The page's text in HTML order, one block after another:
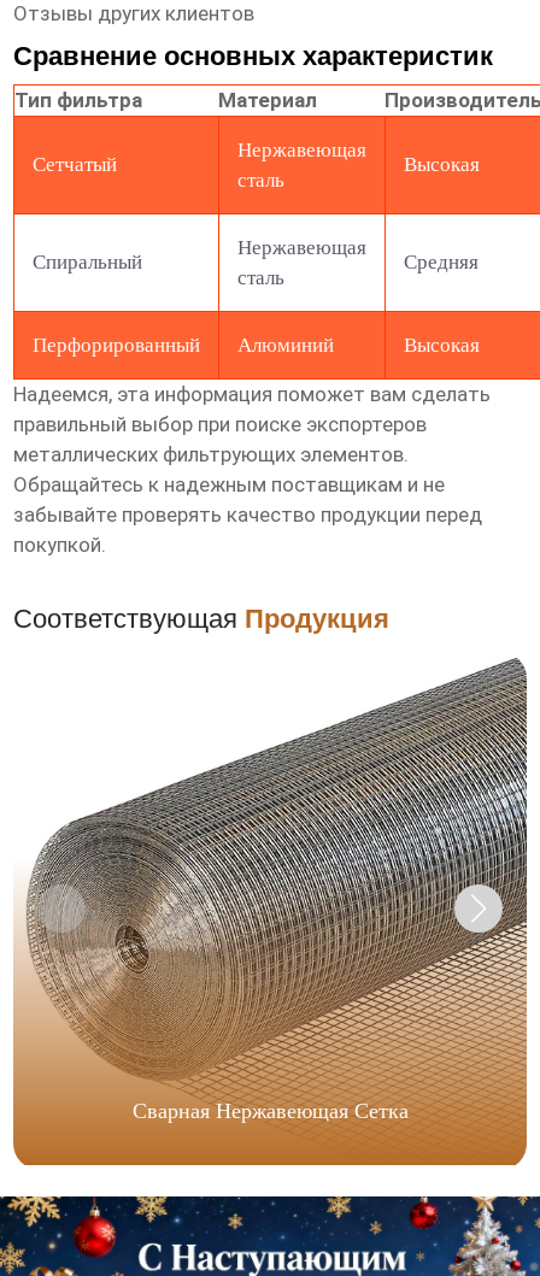
Отзывы других клиентов
Сравнение основных характеристик
Тип фильтра Материал
Сетчатый
Нержавеющая
сталь
Высокая
Спиральный
Нержавеющая
сталь
Средняя
Перфорированный Алюминий Высокая
Надеемся, эта информация поможет вам сделать
правильный выбор при поиске экспортеров
металлических фильтрующих элементов.
Обращайтесь к надежным поставщикам и не
забывайте проверять качество продукции перед
покупкой.
Соответствующая Продукция
Сварная Нержавеющая Сетка